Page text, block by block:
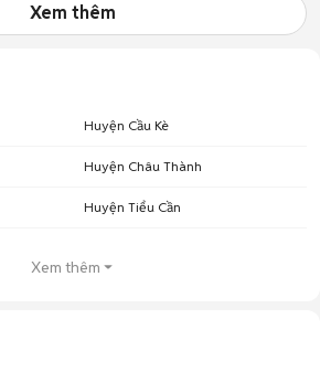
Xem thêm
Huyện Cầu Kè
Huyện Châu Thành
Huyện Tiểu Cần
Xem thêm